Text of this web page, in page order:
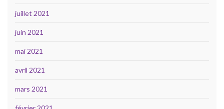
juillet 2021
juin 2021
mai 2021
avril 2021
mars 2021